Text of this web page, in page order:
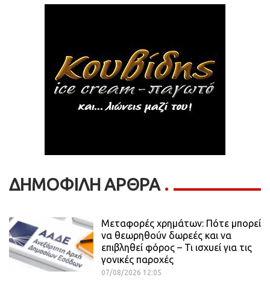
ΔΗΜΟΦΙΛΗ ΑΡΘΡΑ
Μεταφορές χρημάτων: Πότε μπορεί
να θεωρηθούν δωρεές και να
επιβληθεί φόρος – Τι ισχυεί για τις
γονικές παροχές
07/08/2026 12:05